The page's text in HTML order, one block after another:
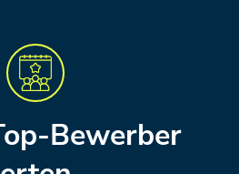
Bewerber